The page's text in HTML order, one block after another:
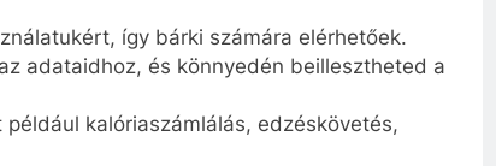
így bárki számára elérhetőek.
adataidhoz, és könnyedén beillesztheted a
kalóriaszámlálás, edzéskövetés,